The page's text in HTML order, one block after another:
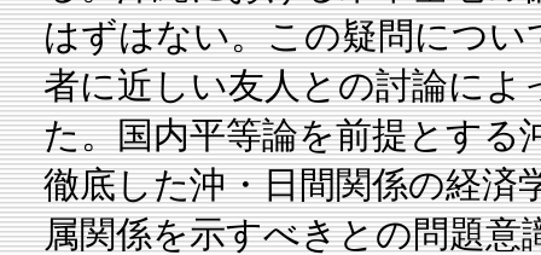
はずはない。この疑問につ
者に近しい友人との討論に
た。国内平等論を前提とする
徹底した沖・日間関係の経済
属関係を示すべきとの問題